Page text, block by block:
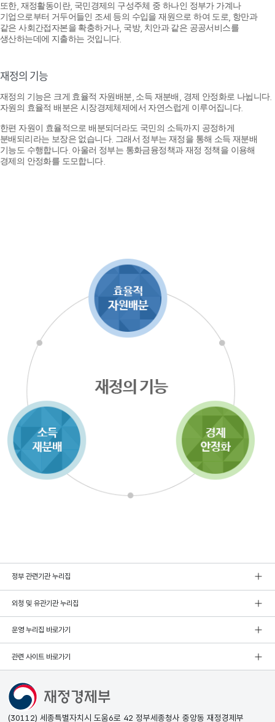
또한, 재정활동이란, 국민경제의 구성주체 중 하나인 정부가 가계나
기업으로부터 거두어들인 조세 등의 수입을 재원으로 하여 도로, 항만과
같은 사회간접자본을 확충하거나, 국방, 치안과 같은 공공서비스를
생산하는데에 지출하는 것입니다.
재정의 기능
재정의 기능은 크게 효율적 자원배분, 소득 재분배, 경제 안정화로 나뉩니다.
자원의 효율적 배분은 시장경제체제에서 자연스럽게 이루어집니다.
한편 자원이 효율적으로 배분되더라도 국민의 소득까지 공정하게
분배되리라는 보장은 없습니다. 그래서 정부는 재정을 통해 소득 재분배
기능도 수행합니다. 아울러 정부는 통화금융정책과 재정 정책을 이용해
경제의 안정화를 도모합니다.
정부 관련기관 누리집
외청 및 유관기관 누리집
운영 누리집 바로가기
관련 사이트 바로가기
(30112) 세종특별자치시 도움6로 42 정부세종청사 중앙동 재정경제부